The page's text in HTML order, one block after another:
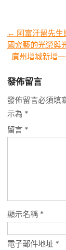
Post
← 阿富汗留先
國瓷藝的光榮與
廣州增城新增
發佈留言
發佈留言必須填
示為 *
留言 *
顯示名稱 *
電子郵件地址 *